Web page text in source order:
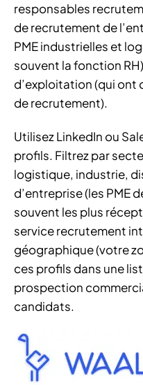
responsables
de recrutement de
PME industrielles et
souvent la fonction
d’exploitation (qui ont
de recrutement).
Utilisez LinkedIn ou
profils. Filtrez par
logistique, industrie,
d’entreprise (les PME
souvent les plus
service recrutement
géographique (votre
ces profils dans une
prospection
candidats.